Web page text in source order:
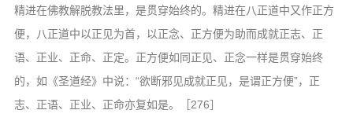
精进在佛教解脱教法里，是贯穿始终的。精进在八正道中又作正方
便，八正道中以正见为首，以正念、正方便为助而成就正志、正
语、正业、正命、正定。正方便如同正见、正念一样是贯穿始终
的，如《圣道经》中说：“欲断邪见成就正见，是谓正方便”，正
志、正语、正业、正命亦复如是。［276］